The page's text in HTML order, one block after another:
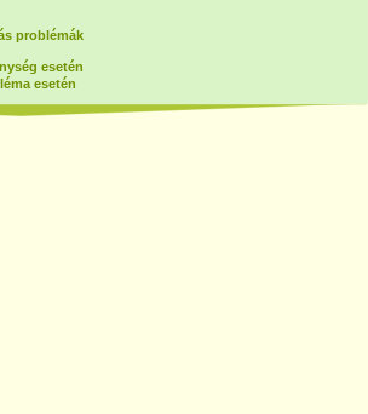
problémák
esetén
esetén